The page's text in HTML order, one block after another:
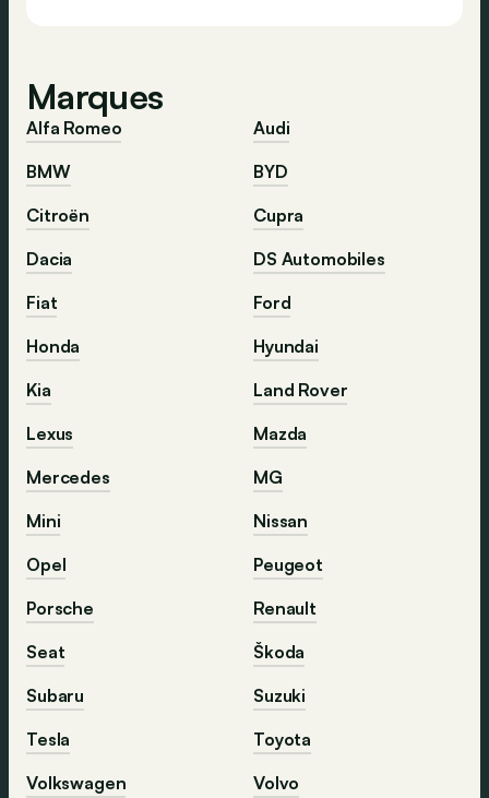
Marques
Alfa Romeo
Audi
BMW
BYD
Citroën
Cupra
Dacia
DS Automobiles
Fiat
Ford
Honda
Hyundai
Kia
Land Rover
Lexus
Mazda
Mercedes
MG
Mini
Nissan
Opel
Peugeot
Porsche
Renault
Seat
Škoda
Subaru
Suzuki
Tesla
Toyota
Volkswagen
Volvo